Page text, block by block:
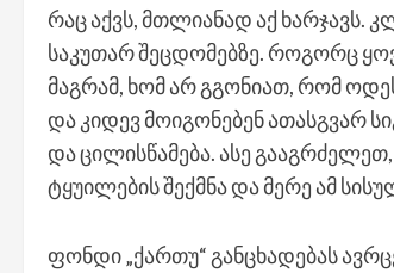
რაც აქვს, მთლიანად აქ ხარჯავს.
საკუთარ შეცდომებზე. როგორც
მაგრამ, ხომ არ გგონიათ, რომ
და კიდევ მოიგონებენ ათასგვარ
და ცილისწამება. ასე
ტყუილების შექმნა და მერე ამ
ფონდი „ქართუ“ განცხადებას